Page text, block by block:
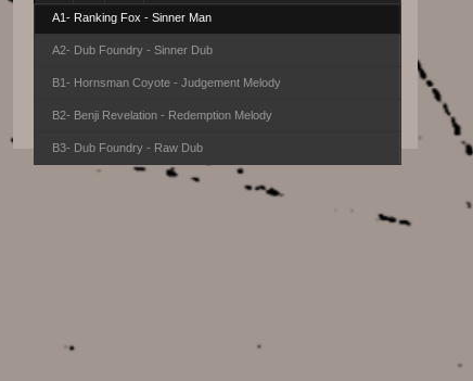
A1- Ranking Fox - Sinner Man
A2- Dub Foundry - Sinner Dub
B1- Hornsman Coyote - Judgement Melody
B2- Benji Revelation - Redemption Melody
B3- Dub Foundry - Raw Dub